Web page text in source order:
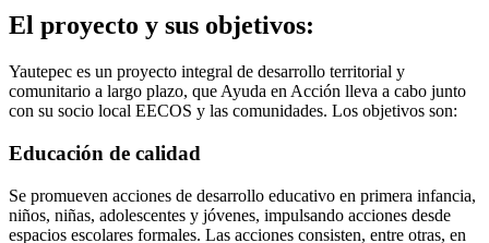
El proyecto y sus objetivos:
Yautepec es un proyecto integral de desarrollo territorial y
comunitario a largo plazo, que Ayuda en Acción lleva a cabo junto
con su socio local EECOS y las comunidades. Los objetivos son:
Educación de calidad
Se promueven acciones de desarrollo educativo en primera infancia,
niños, niñas, adolescentes y jóvenes, impulsando acciones desde
espacios escolares formales. Las acciones consisten, entre otras, en